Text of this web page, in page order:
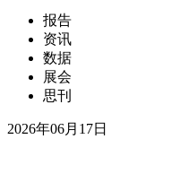
报告
资讯
数据
展会
思刊
2026年06月17日